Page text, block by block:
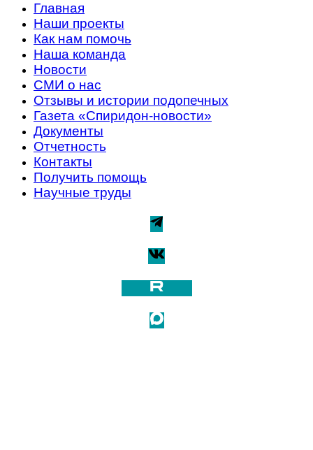
Главная
Наши проекты
Как нам помочь
Наша команда
Новости
СМИ о нас
Отзывы и истории подопечных
Газета «Спиридон-новости»
Документы
Отчетность
Контакты
Получить помощь
Научные труды